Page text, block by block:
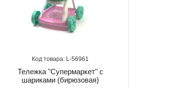
56961
Тележка "Супермаркет" с
шариками (бирюзовая)